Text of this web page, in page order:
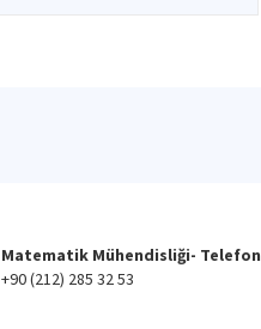
Matematik Mühendisliği- Telefon
+90 (212) 285 32 53